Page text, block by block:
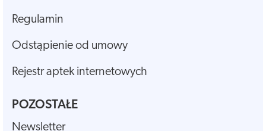
Regulamin
Odstąpienie od umowy
Rejestr aptek internetowych
POZOSTAŁE
Newsletter